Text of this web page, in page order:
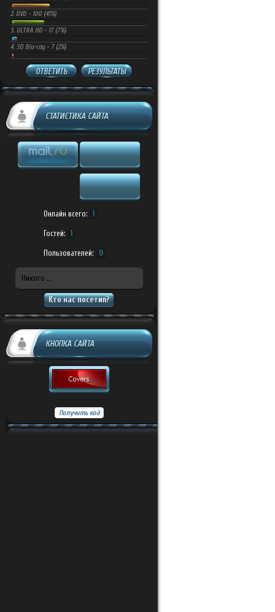
2. DVD - 100 (41%)
3. ULTRA HD - 17 (7%)
4. 3D Blu-ray - 7 (2%)
ОТВЕТИТЬ РЕЗУЛЬТАТЫ
СТАТИСТИКА САЙТА
Онлайн всего: 1
Гостей: 1
Пользователей: 0
Никого ...
Кто нас посетил?
КНОПКА САЙТА